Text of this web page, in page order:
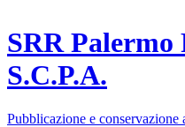
SRR Palermo
S.C.P.A.
Pubblicazione e conservazione